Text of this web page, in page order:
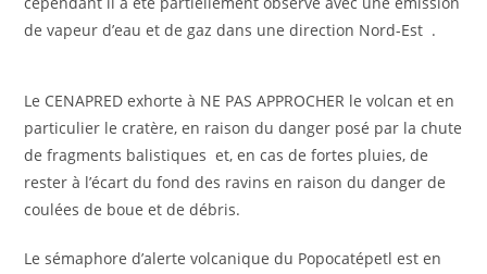
de vapeur d’eau et de gaz dans une direction Nord-Est .
Le CENAPRED exhorte à NE PAS APPROCHER le volcan et en
particulier le cratère, en raison du danger posé par la chute
de fragments balistiques et, en cas de fortes pluies, de
rester à l’écart du fond des ravins en raison du danger de
coulées de boue et de débris.
Le sémaphore d’alerte volcanique du Popocatépetl est en